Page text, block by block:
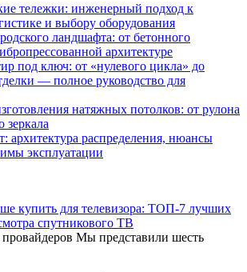
тележки: инженерный подход к
и выбору оборудования
ландшафта: от бетонного
архитектуре
под ключ: от «нулевого цикла» до
— полное руководство для
натяжных потолков: от рулона
зеркала
распределения, нюансы
эксплуатации
купить для телевизора: ТОП-7 лучших
спутникового ТВ
провайдеров Мы представили шесть